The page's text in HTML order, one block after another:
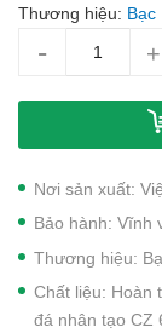
Thương hiệu: Bạc
- +
Nơi sản xuất:
Bảo hành: Vĩnh
Thương hiệu:
Chất liệu: Hoàn
đá nhân tạo CZ